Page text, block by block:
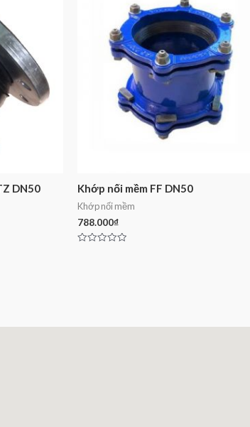
DN50 Khớp nối mềm FF DN50
Khớp nối mềm
788.000₫